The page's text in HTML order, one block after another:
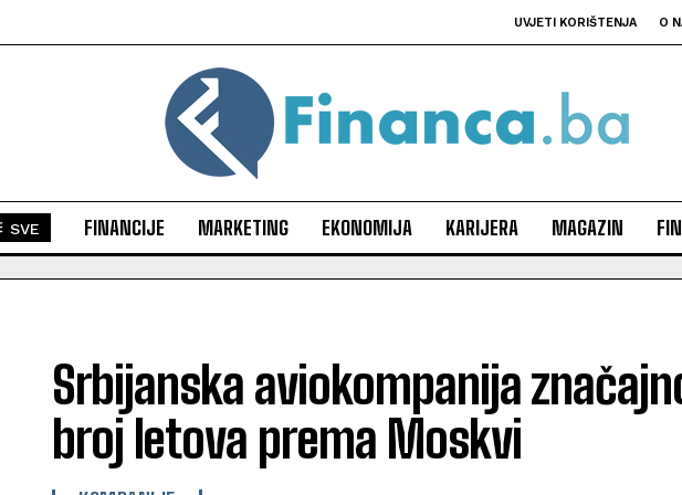
UVJETI KORIŠTENJA O
SVE FINANCIJE MARKETING EKONOMIJA KARIJERA MAGAZIN
Srbijanska aviokompanija
broj letova prema Moskvi